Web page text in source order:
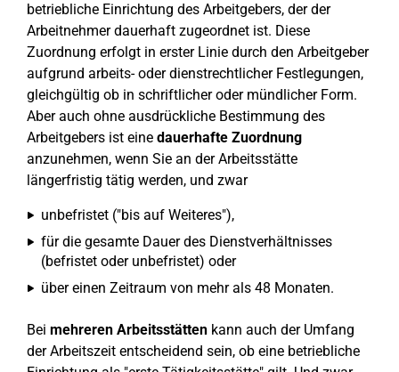
betriebliche Einrichtung des Arbeitgebers, der der
Arbeitnehmer dauerhaft zugeordnet ist. Diese
Zuordnung erfolgt in erster Linie durch den Arbeitgeber
aufgrund arbeits- oder dienstrechtlicher Festlegungen,
gleichgültig ob in schriftlicher oder mündlicher Form.
Aber auch ohne ausdrückliche Bestimmung des
Arbeitgebers ist eine dauerhafte Zuordnung
anzunehmen, wenn Sie an der Arbeitsstätte
längerfristig tätig werden, und zwar
unbefristet ("bis auf Weiteres"),
für die gesamte Dauer des Dienstverhältnisses
(befristet oder unbefristet) oder
über einen Zeitraum von mehr als 48 Monaten.
Bei mehreren Arbeitsstätten kann auch der Umfang
der Arbeitszeit entscheidend sein, ob eine betriebliche